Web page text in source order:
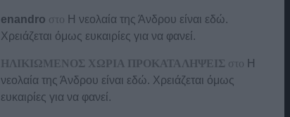
enandro στο Η νεολαία της Άνδρου είναι εδώ.
Χρειάζεται όμως ευκαιρίες για να φανεί.
ΗΛΙΚΙΩΜΕΝΟΣ ΧΩΡΙΑ ΠΡΟΚΑΤΑΛΗΨΕΙΣ στο Η
νεολαία της Άνδρου είναι εδώ. Χρειάζεται όμως
ευκαιρίες για να φανεί.